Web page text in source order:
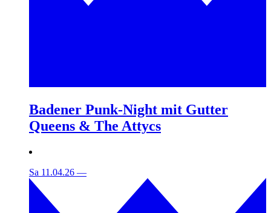
Badener Punk-Night mit Gutter
Queens & The Attycs
Sa 11.04.26 —